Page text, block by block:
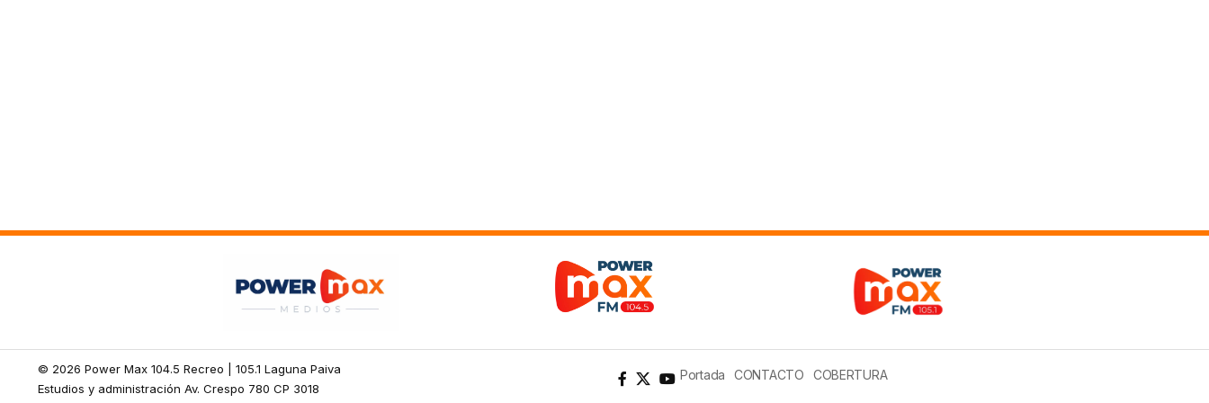
© 2026 Power Max 104.5 Recreo | 105.1 Laguna Paiva
Estudios y administración Av. Crespo 780 CP 3018
Portada CONTACTO COBERTURA